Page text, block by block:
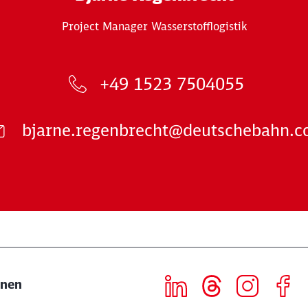
Project Manager Wasserstofflogistik
+49 1523 7504055